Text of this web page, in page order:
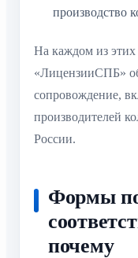
производство
На каждом из этих
«ЛицензииСПБ»
сопровождение,
производителей
России.
Формы
почему